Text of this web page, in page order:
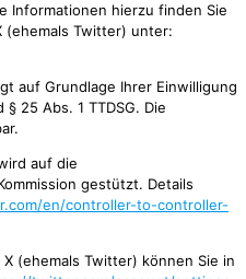
Informationen hierzu finden Sie
(ehemals Twitter) unter:
auf Grundlage Ihrer Einwilligung
25 Abs. 1 TTDSG. Die
auf die
gestützt. Details
en/controller-to-controller-
(ehemals Twitter) können Sie in